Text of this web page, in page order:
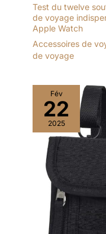
Test du twelve
de voyage
Apple Watch
Accessoires de
de voyage
Fév
22
2025